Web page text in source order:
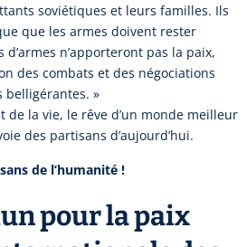
soviétiques et leurs familles. Ils
que les armes doivent rester
n’apporteront pas la paix,
des combats et des négociations
belligérantes. »
de la vie, le rêve d’un monde meilleur
des partisans d’aujourd’hui.
de l’humanité !
pour la paix